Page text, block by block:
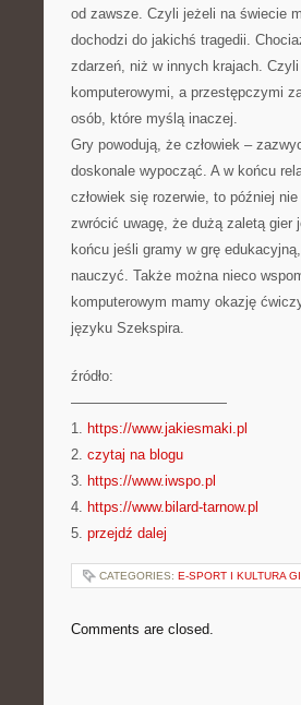
od zawsze. Czyli jeżeli na świecie
dochodzi do jakichś tragedii.
zdarzeń, niż w innych krajach.
komputerowymi, a przestępczymi
osób, które myślą inaczej.
Gry powodują, że człowiek –
doskonale wypocząć. A w końcu
człowiek się rozerwie, to później
zwrócić uwagę, że dużą zaletą
końcu jeśli gramy w grę
nauczyć. Także można nieco
komputerowym mamy okazję
języku Szekspira.
źródło:
———————————
1. https://www.jakiesmaki.pl
2. czytaj na blogu
3. https://www.iwspo.pl
4. https://www.bilard-tarnow.pl
5. przejdź dalej
CATEGORIES: E-SPORT I KULTURA
Comments are closed.